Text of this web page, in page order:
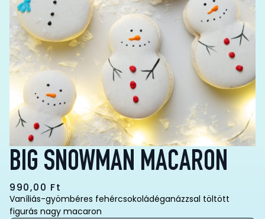
BIG SNOWMAN MACARON
990,00 Ft
Vaníliás-gyömbéres fehércsokoládéganázzsal töltött
figurás nagy macaron